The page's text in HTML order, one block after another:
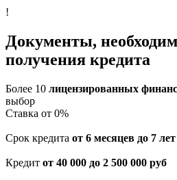
!
Документы,
получения кредита
Более 10 лицензированных
выбор
Cтавка от 0%
Срок кредита от 6 месяцев до 7 лет
Кредит от 40 000 до 2 500 000 руб